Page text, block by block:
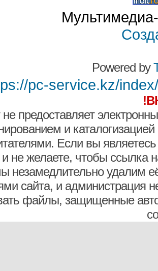
Powered by
pc-service.kz/
предоставляет
и
Если вы являетесь
не желаете, чтобы ссылка
незамедлительно удалим
сайта, и администрация
файлы, защищенные